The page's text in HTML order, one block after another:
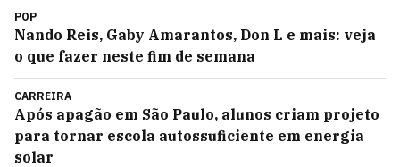
POP
Nando Reis, Gaby Amarantos, Don L e mais: veja
o que fazer neste fim de semana
CARREIRA
Após apagão em São Paulo, alunos criam projeto
para tornar escola autossuficiente em energia
solar